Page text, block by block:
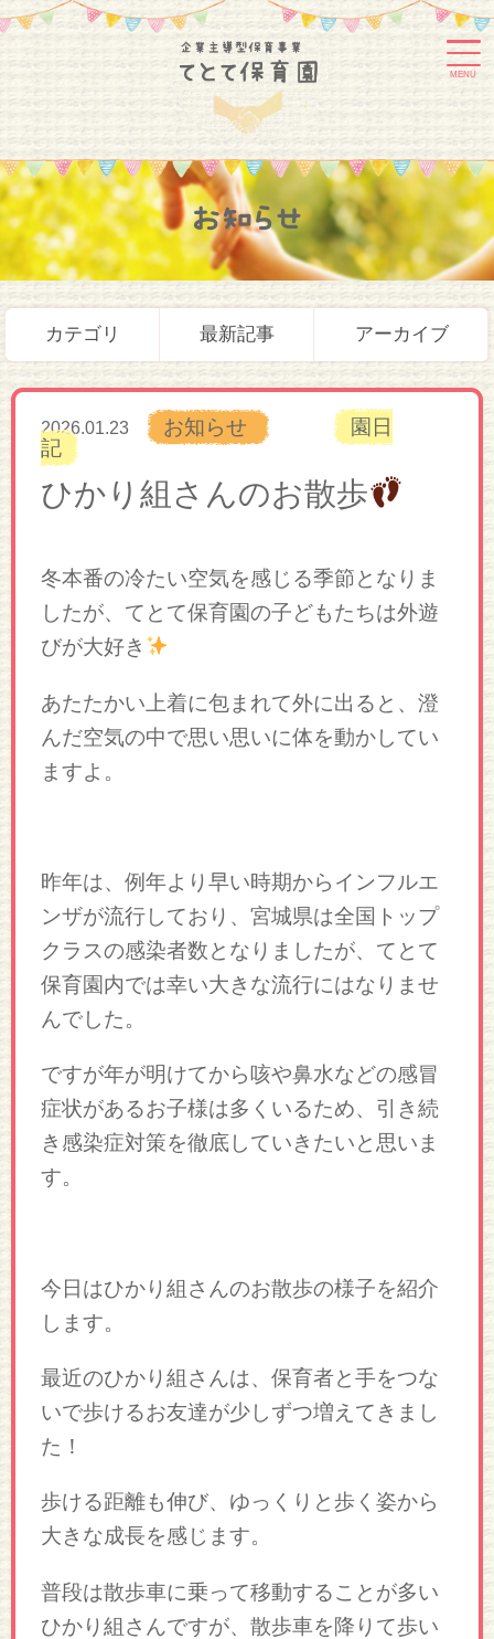
MENU
お知らせ
カテゴリ 最新記事 アーカイブ
2026.01.23 お知らせ
園日
記
ひかり組さんのお散歩
冬本番の冷たい空気を感じる季節となりま
したが、てとて保育園の子どもたちは外遊
びが大好き
あたたかい上着に包まれて外に出ると、澄
んだ空気の中で思い思いに体を動かしてい
ますよ。
昨年は、例年より早い時期からインフルエ
ンザが流行しており、宮城県は全国トップ
クラスの感染者数となりましたが、てとて
保育園内では幸い大きな流行にはなりませ
んでした。
ですが年が明けてから咳や鼻水などの感冒
症状があるお子様は多くいるため、引き続
き感染症対策を徹底していきたいと思いま
す。
今日はひかり組さんのお散歩の様子を紹介
します。
最近のひかり組さんは、保育者と手をつな
いで歩けるお友達が少しずつ増えてきまし
た！
歩ける距離も伸び、ゆっくりと歩く姿から
大きな成長を感じます。
普段は散歩車に乗って移動することが多い
ひかり組さんですが、散歩車を降りて歩い